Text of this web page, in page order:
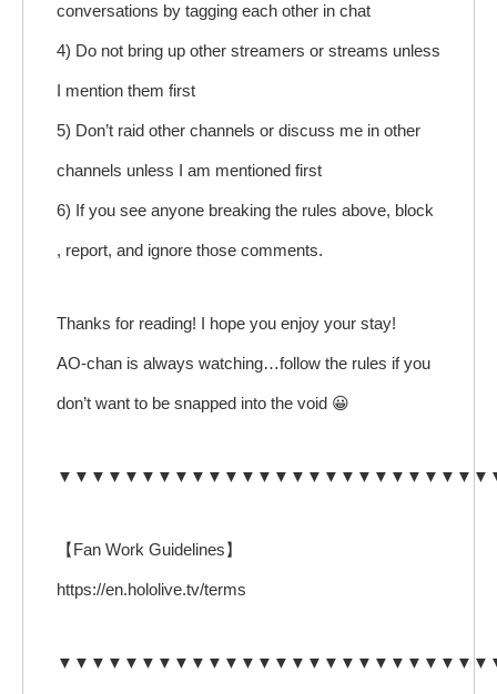
conversations by tagging each other in chat
4) Do not bring up other streamers or streams unless
I mention them first
5) Don’t raid other channels or discuss me in other
channels unless I am mentioned first
6) If you see anyone breaking the rules above, block
, report, and ignore those comments.
Thanks for reading! I hope you enjoy your stay!
AO-chan is always watching…follow the rules if you
don’t want to be snapped into the void 😀
【Fan Work Guidelines】
https://en.hololive.tv/terms